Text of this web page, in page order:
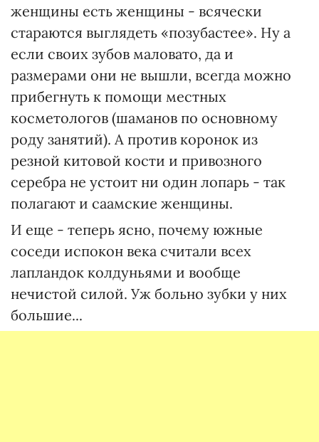
женщины есть женщины - всячески
стараются выглядеть «позубастее». Ну а
если своих зубов маловато, да и
размерами они не вышли, всегда можно
прибегнуть к помощи местных
косметологов (шаманов по основному
роду занятий). А против коронок из
резной китовой кости и привозного
серебра не устоит ни один лопарь - так
полагают и саамские женщины.
И еще - теперь ясно, почему южные
соседи испокон века считали всех
лапландок колдуньями и вообще
нечистой силой. Уж больно зубки у них
большие...